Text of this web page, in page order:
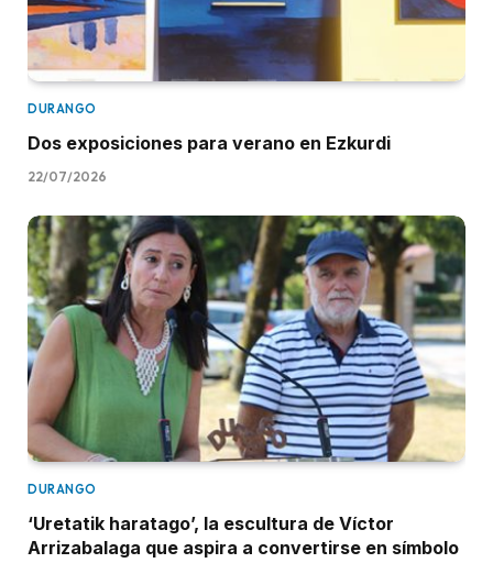
DURANGO
Dos exposiciones para verano en Ezkurdi
22/07/2026
DURANGO
‘Uretatik haratago’, la escultura de Víctor
Arrizabalaga que aspira a convertirse en símbolo